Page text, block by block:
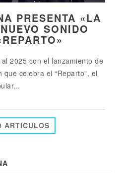
PRESENTA «LA
SONIDO
2025 con el lanzamiento de
que celebra el “Reparto”, el
ARTICULOS